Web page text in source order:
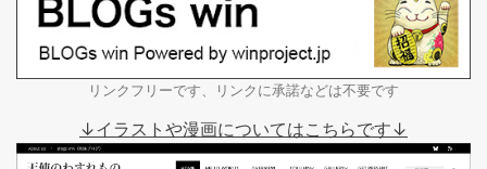
リンクフリーです、リンクに承諾などは不要です
↓イラストや漫画についてはこちらです↓